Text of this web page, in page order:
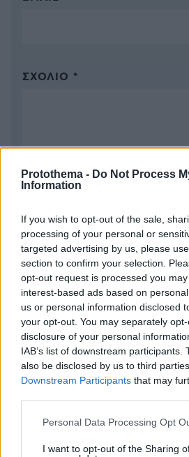
Protothema - Do Not Process
Information
If you wish to opt-out of the sale,
processing of your personal or
targeted advertising by us, please
section to confirm your selection.
opt-out request is processed you
interest-based ads based on
us or personal information disclosed
your opt-out. You may separately
disclosure of your personal
IAB’s list of downstream participants.
also be disclosed by us to third
Downstream Participants that may
Please note that this website/app
not limited to your visit or usage
Personal Data Processing Opt
I want to opt-out of the Sharing
ΣΧΌΛΙΟ *
* Υποχρεωτικά πεδία
ΡΟΗ ΕΙΔΗΣΕΩΝ
Ειδήσεις Δημοφιλή
πριν 11 λεπτά